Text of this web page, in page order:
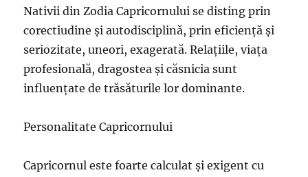
Nativii din Zodia Capricornului se disting prin
corectiudine și autodisciplină, prin eficiență și
seriozitate, uneori, exagerată. Relațiile, viața
profesională, dragostea și căsnicia sunt
influențate de trăsăturile lor dominante.
Personalitate Capricornului
Capricornul este foarte calculat și exigent cu